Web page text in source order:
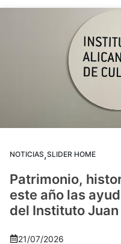
NOTICIAS,SLIDER HOME
Patrimonio,
este año las
del Instituto
21/07/2026